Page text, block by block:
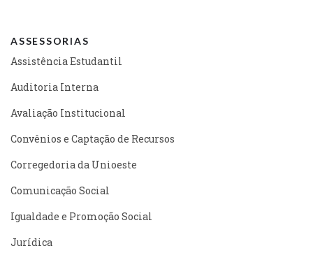
ASSESSORIAS
Assistência Estudantil
Auditoria Interna
Avaliação Institucional
Convênios e Captação de Recursos
Corregedoria da Unioeste
Comunicação Social
Igualdade e Promoção Social
Jurídica